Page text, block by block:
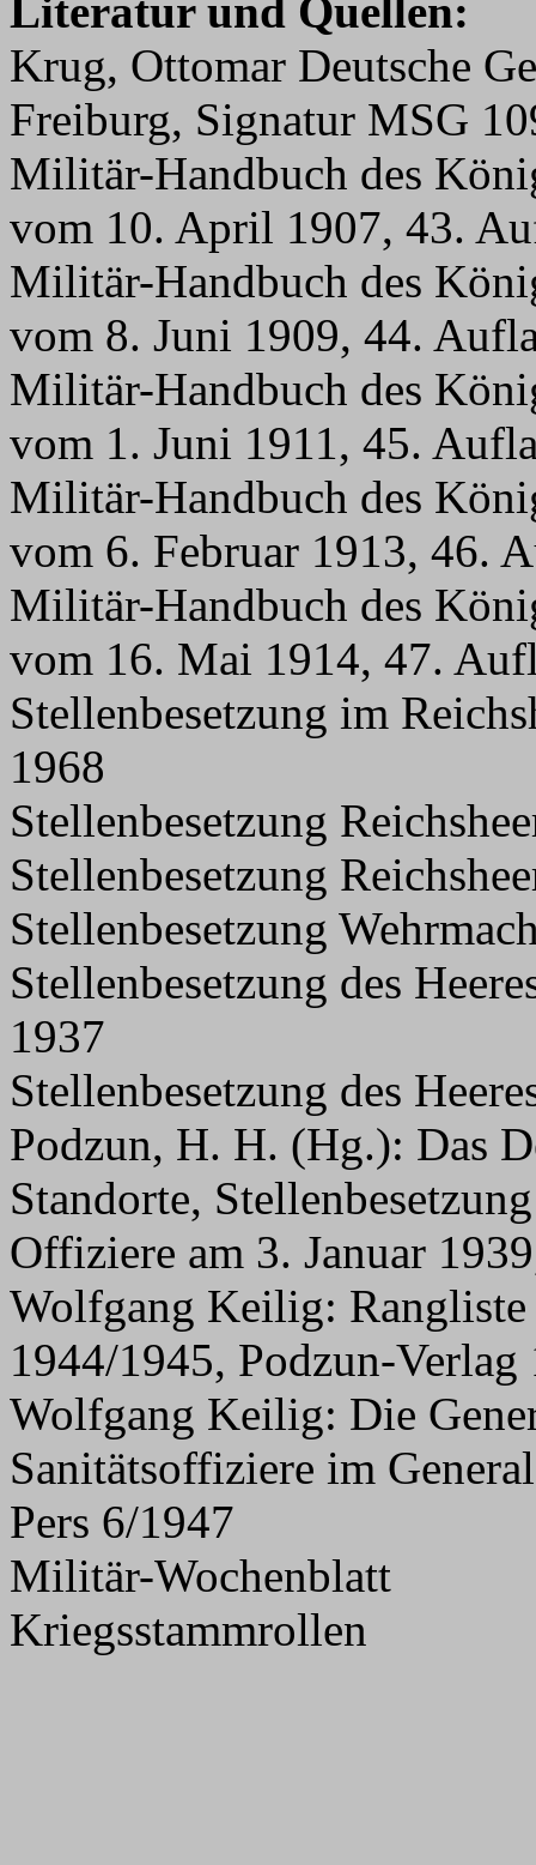
Literatur und Quellen:
Krug, Ottomar Deutsche
Freiburg, Signatur MSG
Militär-Handbuch des
vom 10. April 1907, 43.
Militär-Handbuch des
vom 8. Juni 1909, 44.
Militär-Handbuch des
vom 1. Juni 1911, 45.
Militär-Handbuch des
vom 6. Februar 1913, 46.
Militär-Handbuch des
vom 16. Mai 1914, 47.
Stellenbesetzung im
1968
Stellenbesetzung
Stellenbesetzung
Stellenbesetzung
Stellenbesetzung des
1937
Stellenbesetzung des
Podzun, H. H. (Hg.): Das
Standorte,
Offiziere am 3. Januar
Wolfgang Keilig: Rangliste
1944/1945, Podzun-
Wolfgang Keilig: Die
Sanitätsoffiziere im
Pers 6/1947
Militär-Wochenblatt
Kriegsstammrollen